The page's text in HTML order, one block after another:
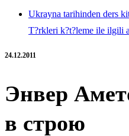
Ukrayna tarihinden ders
T?rkleri k?t?leme ile ilgili
24.12.2011
Энвер
в строю